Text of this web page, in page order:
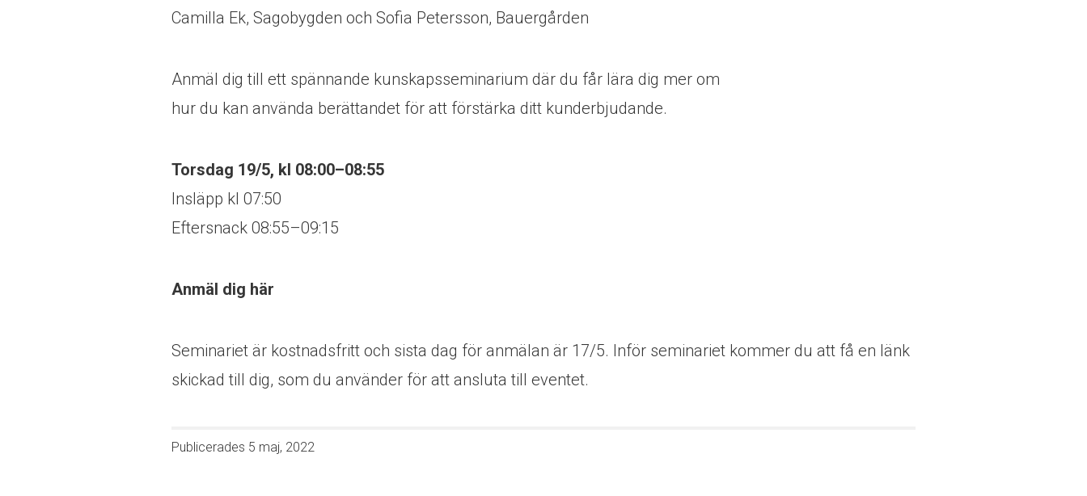
Camilla Ek, Sagobygden och Sofia Petersson, Bauergården
Anmäl dig till ett spännande kunskapsseminarium där du får lära dig mer om
hur du kan använda berättandet för att förstärka ditt kunderbjudande.
Torsdag 19/5, kl 08:00–08:55
Insläpp kl 07:50
Eftersnack 08:55–09:15
Anmäl dig här
Seminariet är kostnadsfritt och sista dag för anmälan är 17/5. Inför seminariet kommer du att få en länk
skickad till dig, som du använder för att ansluta till eventet.
Publicerades 5 maj, 2022